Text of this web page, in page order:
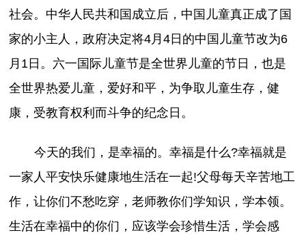
社会。中华人民共和国成立后，中国儿童真正成了国
家的小主人，政府决定将4月4日的中国儿童节改为6
月1日。六一国际儿童节是全世界儿童的节日，也是
全世界热爱儿童，爱好和平，为争取儿童生存，健
康，受教育权利而斗争的纪念日。
今天的我们，是幸福的。幸福是什么?幸福就是
一家人平安快乐健康地生活在一起!父母每天辛苦地工
作，让你们不愁吃穿，老师教你们学知识，学本领。
生活在幸福中的你们，应该学会珍惜生活，学会感